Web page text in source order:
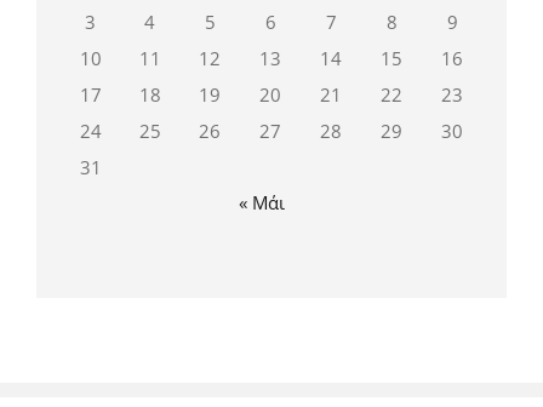
3
4 5 6 7 8
9
10
11 12 13 14 15
16
17
18 19 20 21 22
23
24
25 26 27 28 29
30
31
« Μάι